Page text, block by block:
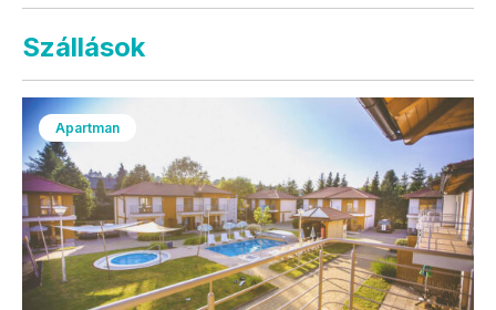
Szállások
Apartman